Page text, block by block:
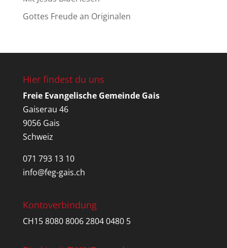
Gottes Freude an Originalen
Hier findest du uns
Freie Evangelische Gemeinde Gais
Gaiserau 46
9056 Gais
Schweiz
071 793 13 10
info@feg-gais.ch
Kontoverbindung
CH15 8080 8006 2804 0480 5